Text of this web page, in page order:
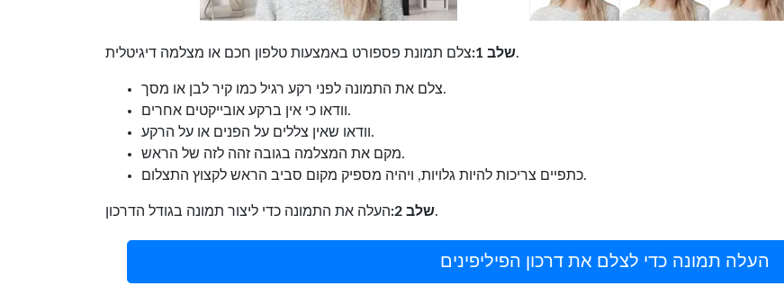
שלב 1:צלם תמונת פספורט באמצעות טלפון חכם או מצלמה דיגיטלית.
צלם את התמונה לפני רקע רגיל כמו קיר לבן או מסך.
וודאו כי אין ברקע אובייקטים אחרים.
וודאו שאין צללים על הפנים או על הרקע.
מקם את המצלמה בגובה זהה לזה של הראש.
כתפיים צריכות להיות גלויות, ויהיה מספיק מקום סביב הראש לקצוץ התצלום.
שלב 2:העלה את התמונה כדי ליצור תמונה בגודל הדרכון.
העלה תמונה כדי לצלם את דרכון הפיליפינים